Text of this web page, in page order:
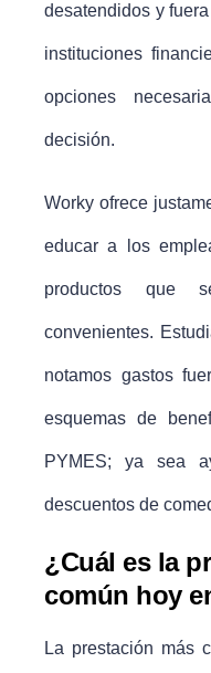
desatendidos y
instituciones
opciones
decisión.
Worky ofrece
educar a los
productos que
convenientes.
notamos gastos
esquemas de
PYMES; ya sea
descuentos de
¿Cuál es la
común hoy
La prestación más